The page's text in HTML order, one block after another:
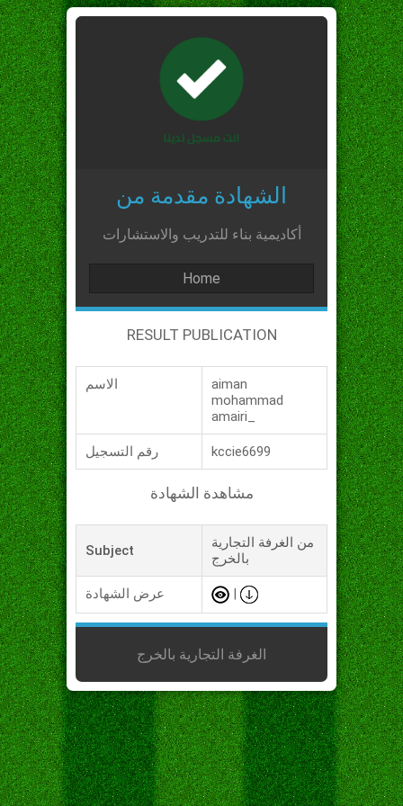
الشهادة مقدمة من
أكاديمية بناء للتدريب والاستشارات
Home
RESULT PUBLICATION
الاسم
aiman
mohammad
amairi_
رقم التسجيل kccie6699
مشاهدة الشهادة
Subject
من الغرفة التجارية
بالخرج
عرض الشهادة
الغرفة التجارية بالخرج